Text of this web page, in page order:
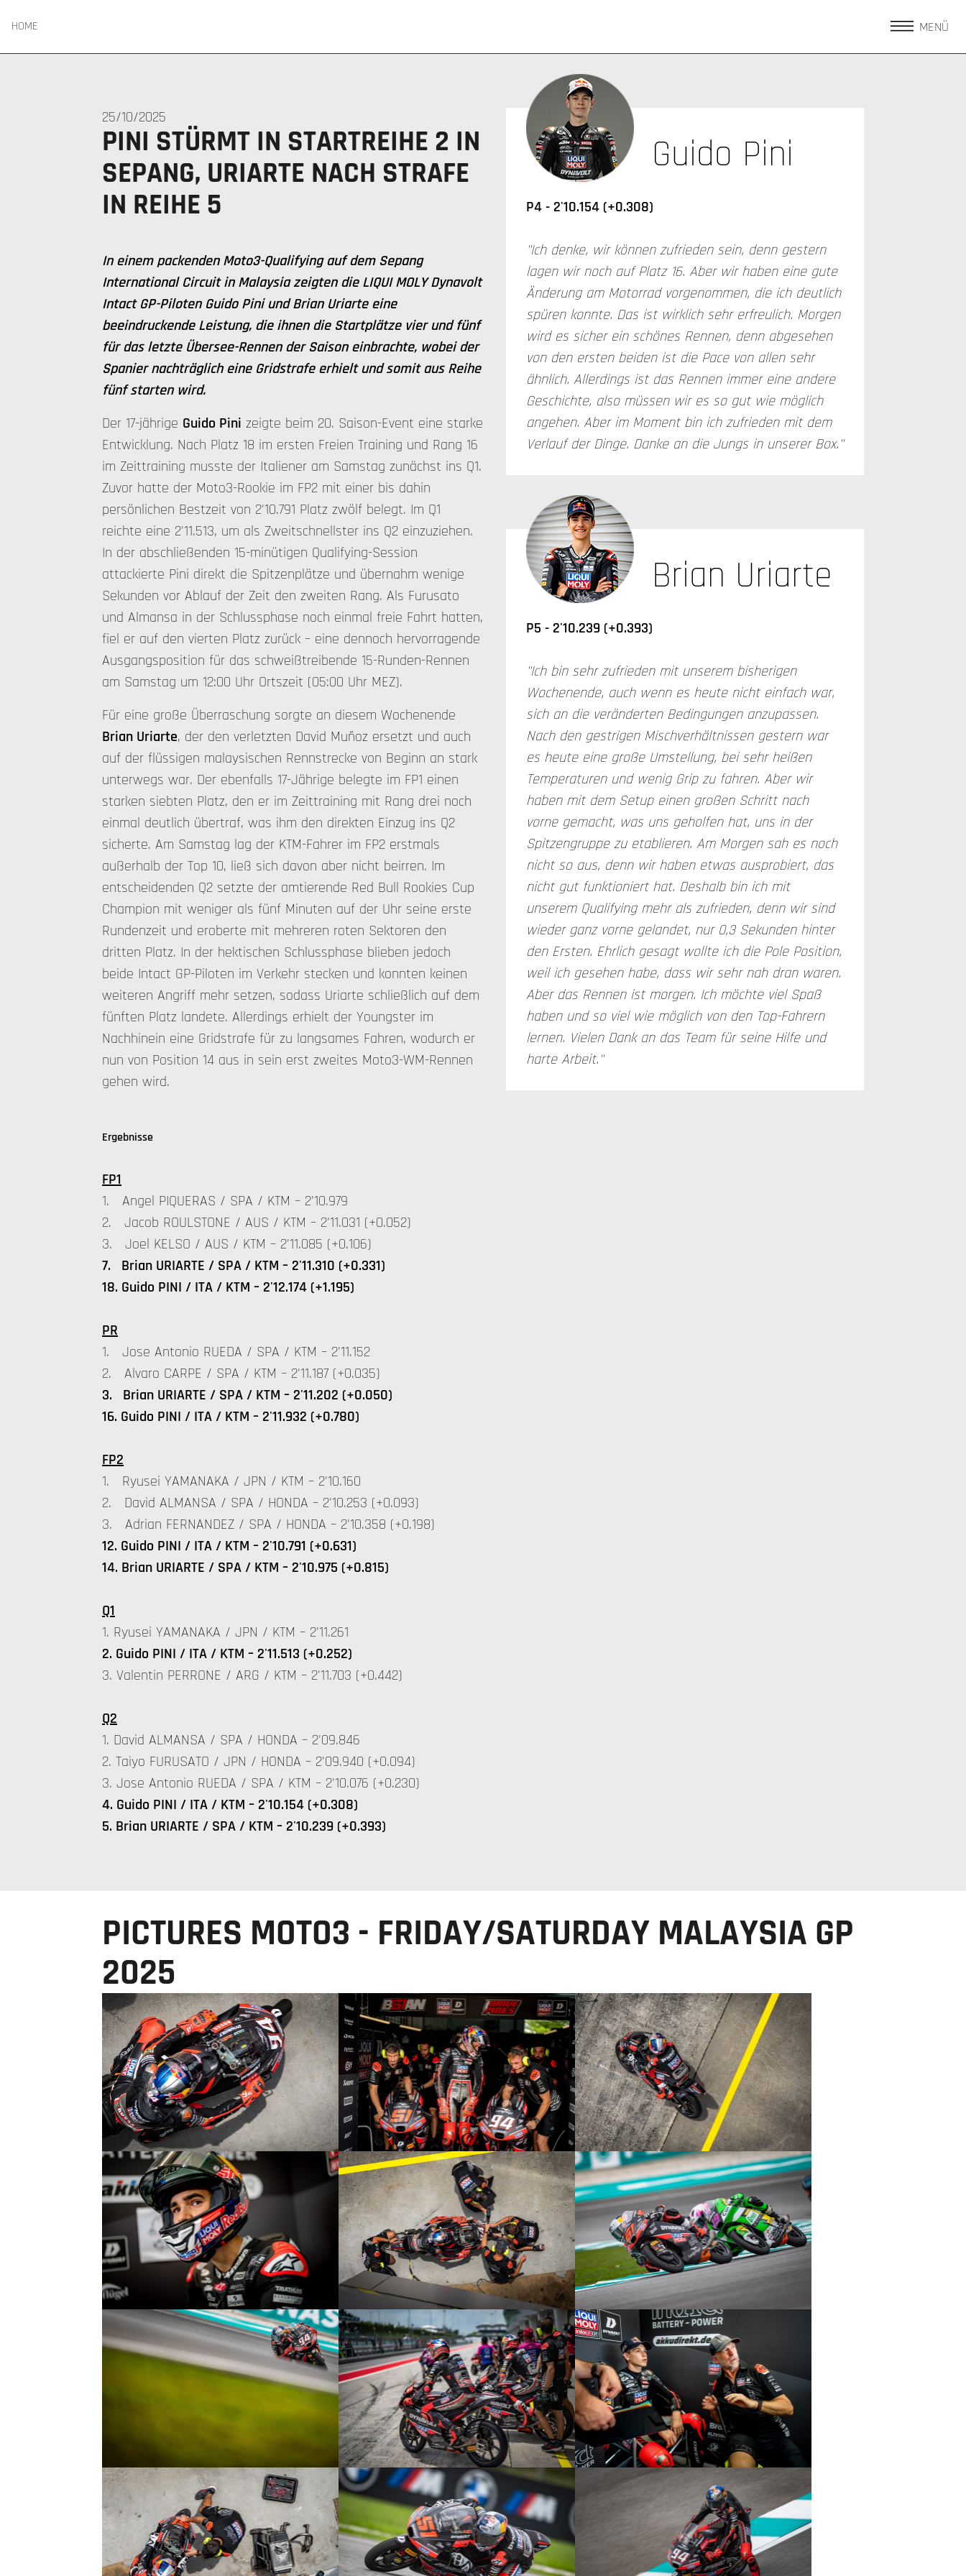
HOME MENÜ
25/10/2025
PINI STÜRMT IN STARTREIHE 2 IN
SEPANG, URIARTE NACH STRAFE
IN REIHE 5
In einem packenden Moto3-Qualifying auf dem Sepang
International Circuit in Malaysia zeigten die LIQUI MOLY Dynavolt
Intact GP-Piloten Guido Pini und Brian Uriarte eine
beeindruckende Leistung, die ihnen die Startplätze vier und fünf
für das letzte Übersee-Rennen der Saison einbrachte, wobei der
Spanier nachträglich eine Gridstrafe erhielt und somit aus Reihe
fünf starten wird.
Der 17-jährige Guido Pini zeigte beim 20. Saison-Event eine starke
Entwicklung. Nach Platz 18 im ersten Freien Training und Rang 16
im Zeittraining musste der Italiener am Samstag zunächst ins Q1.
Zuvor hatte der Moto3-Rookie im FP2 mit einer bis dahin
persönlichen Bestzeit von 2'10.791 Platz zwölf belegt. Im Q1
reichte eine 2'11.513, um als Zweitschnellster ins Q2 einzuziehen.
In der abschließenden 15-minütigen Qualifying-Session
attackierte Pini direkt die Spitzenplätze und übernahm wenige
Sekunden vor Ablauf der Zeit den zweiten Rang. Als Furusato
und Almansa in der Schlussphase noch einmal freie Fahrt hatten,
fiel er auf den vierten Platz zurück – eine dennoch hervorragende
Ausgangsposition für das schweißtreibende 15-Runden-Rennen
am Samstag um 12:00 Uhr Ortszeit (05:00 Uhr MEZ).
Für eine große Überraschung sorgte an diesem Wochenende
Brian Uriarte, der den verletzten David Muñoz ersetzt und auch
auf der flüssigen malaysischen Rennstrecke von Beginn an stark
unterwegs war. Der ebenfalls 17-Jährige belegte im FP1 einen
starken siebten Platz, den er im Zeittraining mit Rang drei noch
einmal deutlich übertraf, was ihm den direkten Einzug ins Q2
sicherte. Am Samstag lag der KTM-Fahrer im FP2 erstmals
außerhalb der Top 10, ließ sich davon aber nicht beirren. Im
entscheidenden Q2 setzte der amtierende Red Bull Rookies Cup
Champion mit weniger als fünf Minuten auf der Uhr seine erste
Rundenzeit und eroberte mit mehreren roten Sektoren den
dritten Platz. In der hektischen Schlussphase blieben jedoch
beide Intact GP-Piloten im Verkehr stecken und konnten keinen
weiteren Angriff mehr setzen, sodass Uriarte schließlich auf dem
fünften Platz landete. Allerdings erhielt der Youngster im
Nachhinein eine Gridstrafe für zu langsames Fahren, wodurch er
nun von Position 14 aus in sein erst zweites Moto3-WM-Rennen
gehen wird.
Ergebnisse
FP1
1. Angel PIQUERAS / SPA / KTM – 2'10.979
2. Jacob ROULSTONE / AUS / KTM – 2'11.031 (+0.052)
3. Joel KELSO / AUS / KTM – 2'11.085 (+0.106)
7. Brian URIARTE / SPA / KTM – 2'11.310 (+0.331)
18. Guido PINI / ITA / KTM – 2'12.174 (+1.195)
PR
1. Jose Antonio RUEDA / SPA / KTM – 2'11.152
2. Alvaro CARPE / SPA / KTM – 2'11.187 (+0.035)
3. Brian URIARTE / SPA / KTM – 2'11.202 (+0.050)
16. Guido PINI / ITA / KTM – 2'11.932 (+0.780)
FP2
1. Ryusei YAMANAKA / JPN / KTM – 2'10.160
2. David ALMANSA / SPA / HONDA – 2'10.253 (+0.093)
3. Adrian FERNANDEZ / SPA / HONDA – 2'10.358 (+0.198)
12. Guido PINI / ITA / KTM – 2'10.791 (+0.631)
14. Brian URIARTE / SPA / KTM – 2'10.975 (+0.815)
Q1
1. Ryusei YAMANAKA / JPN / KTM – 2'11.261
2. Guido PINI / ITA / KTM – 2'11.513 (+0.252)
3. Valentin PERRONE / ARG / KTM – 2'11.703 (+0.442)
Q2
1. David ALMANSA / SPA / HONDA – 2'09.846
2. Taiyo FURUSATO / JPN / HONDA – 2'09.940 (+0.094)
3. Jose Antonio RUEDA / SPA / KTM – 2'10.076 (+0.230)
4. Guido PINI / ITA / KTM – 2'10.154 (+0.308)
5. Brian URIARTE / SPA / KTM – 2'10.239 (+0.393)
Guido Pini
P4 - 2'10.154 (+0.308)
"Ich denke, wir können zufrieden sein, denn gestern
lagen wir noch auf Platz 16. Aber wir haben eine gute
Änderung am Motorrad vorgenommen, die ich deutlich
spüren konnte. Das ist wirklich sehr erfreulich. Morgen
wird es sicher ein schönes Rennen, denn abgesehen
von den ersten beiden ist die Pace von allen sehr
ähnlich. Allerdings ist das Rennen immer eine andere
Geschichte, also müssen wir es so gut wie möglich
angehen. Aber im Moment bin ich zufrieden mit dem
Verlauf der Dinge. Danke an die Jungs in unserer Box."
Brian Uriarte
P5 - 2'10.239 (+0.393)
"Ich bin sehr zufrieden mit unserem bisherigen
Wochenende, auch wenn es heute nicht einfach war,
sich an die veränderten Bedingungen anzupassen.
Nach den gestrigen Mischverhältnissen gestern war
es heute eine große Umstellung, bei sehr heißen
Temperaturen und wenig Grip zu fahren. Aber wir
haben mit dem Setup einen großen Schritt nach
vorne gemacht, was uns geholfen hat, uns in der
Spitzengruppe zu etablieren. Am Morgen sah es noch
nicht so aus, denn wir haben etwas ausprobiert, das
nicht gut funktioniert hat. Deshalb bin ich mit
unserem Qualifying mehr als zufrieden, denn wir sind
wieder ganz vorne gelandet, nur 0,3 Sekunden hinter
den Ersten. Ehrlich gesagt wollte ich die Pole Position,
weil ich gesehen habe, dass wir sehr nah dran waren.
Aber das Rennen ist morgen. Ich möchte viel Spaß
haben und so viel wie möglich von den Top-Fahrern
lernen. Vielen Dank an das Team für seine Hilfe und
harte Arbeit."
PICTURES MOTO3 - FRIDAY/SATURDAY MALAYSIA GP
2025
© R.Lekl © R.Lekl © R.Lekl
© R.Lekl © R.Lekl © R.Lekl
© R.Lekl © R.Lekl © R.Lekl